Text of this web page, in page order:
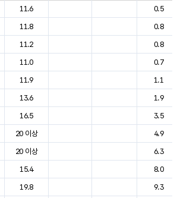
점, 날씨, 기온, 강수, 바람, 기압등을 안내한 표입
11.6
0.5
11.8
0.8
11.2
0.8
11.0
0.7
11.9
1.1
13.6
1.9
16.5
3.5
20 이상
4.9
20 이상
6.3
15.4
8.0
19.8
9.3